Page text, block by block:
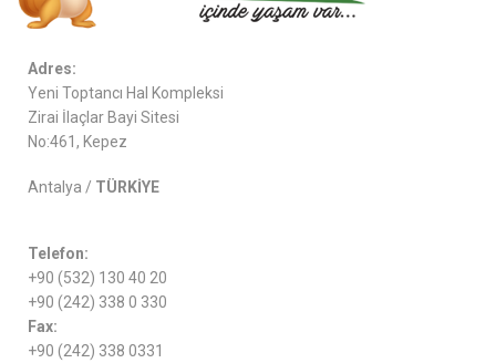
Adres:
Yeni Toptancı Hal Kompleksi
Zirai İlaçlar Bayi Sitesi
No:461, Kepez
Antalya / TÜRKİYE
Telefon:
+90 (532) 130 40 20
+90 (242) 338 0 330
Fax:
+90 (242) 338 0331